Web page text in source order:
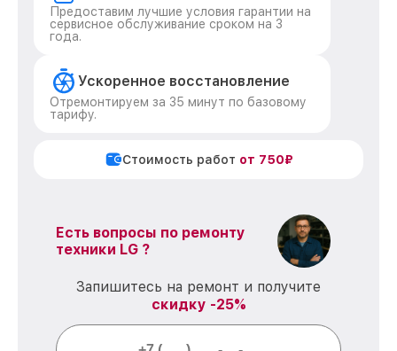
Предоставим лучшие условия гарантии на
сервисное обслуживание сроком на 3
года.
Ускоренное восстановление
Отремонтируем за 35 минут по базовому
тарифу.
Стоимость работ от 750₽
Есть вопросы по ремонту
техники LG ?
Запишитесь на ремонт и получите
скидку -25%